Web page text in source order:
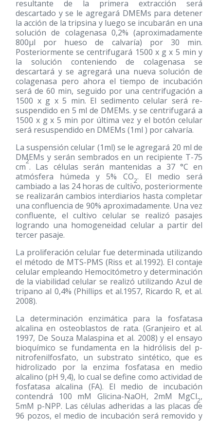
resultante de la primera extracción será
descartado y se le agregará DMEMs para detener
la acción de la tripsina y luego se incubarán en una
solución de colagenasa 0,2% (aproximadamente
800µl por hueso de calvaría) por 30 min.
Posteriormente se centrifugará 1500 x g x 5 min y
la solución conteniendo de colagenasa se
descartará y se agregará una nueva solución de
colagenasa pero ahora el tiempo de incubación
será de 60 min, seguido por una centrifugación a
1500 x g x 5 min. El sedimento celular será re-
suspendido en 5 ml de DMEMs. y se centrifugará a
1500 x g x 5 min por última vez y el botón celular
será resuspendido en DMEMs (1ml ) por calvaría.
La suspensión celular (1ml) se le agregará 20 ml de
DMEMs y serán sembrados en un recipiente T-75
cm
2
. Las células serán mantenidas a 37 °C en
atmósfera húmeda y 5% CO2. El medio será
cambiado a las 24 horas de cultivo, posteriormente
se realizarán cambios interdiarios hasta completar
una confluencia de 90% aproximadamente. Una vez
confluente, el cultivo celular se realizó pasajes
logrando una homogeneidad celular a partir del
tercer pasaje.
La proliferación celular fue determinada utilizando
el método de MTS-PMS (Riss et al.1992). El contaje
celular empleando Hemocitómetro y determinación
de la viabilidad celular se realizó utilizando Azul de
tripano al 0,4% (Phillips et al.1957, Ricardo R, et al.
2008).
La determinación enzimática para la fosfatasa
alcalina en osteoblastos de rata. (Granjeiro et al.
1997, De Souza Malaspina et al. 2008) y el ensayo
bioquímico se fundamenta en la hidrólisis del p-
nitrofenilfosfato, un substrato sintético, que es
hidrolizado por la enzima fosfatasa en medio
alcalino (pH 9,4), lo cual se define como actividad de
fosfatasa alcalina (FA). El medio de incubación
contendrá 100 mM Glicina-NaOH, 2mM MgCl2,
5mM p-NPP. Las células adheridas a las placas de
96 pozos, el medio de incubación será removido y